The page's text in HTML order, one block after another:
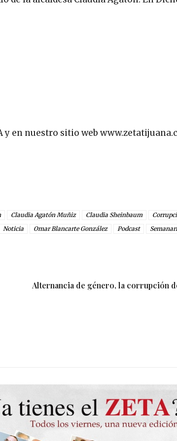
en nuestro sitio web
Claudia Agatón Muñiz Claudia Sheinbaum
Noticia Omar Blancarte González Podcast
Alternancia de género, la corrupción